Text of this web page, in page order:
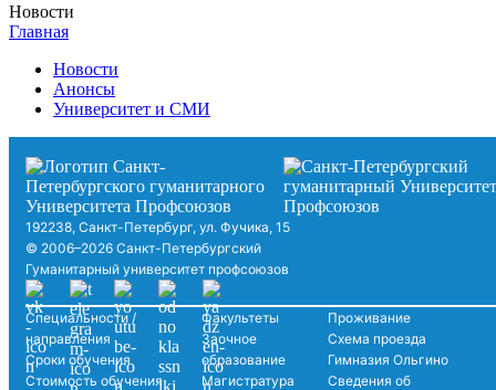
Новости
Главная
Новости
Анонсы
Университет и СМИ
192238, Санкт-Петербург, ул. Фучика, 15
© 2006–2026 Санкт-Петербургский
Гуманитарный университет профсоюзов
Специальности /
направления
Сроки обучения
Стоимость обучения
Факультеты
Заочное
образование
Магистратура
Проживание
Схема проезда
Гимназия Ольгино
Сведения об